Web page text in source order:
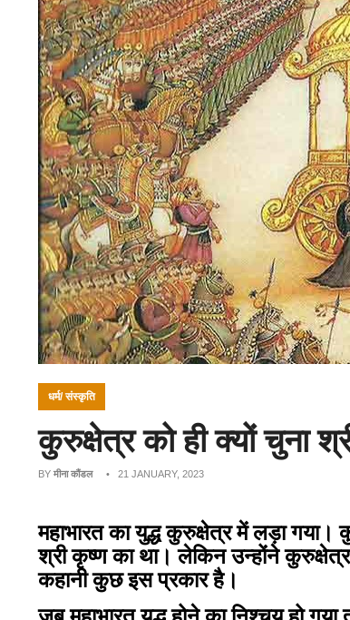
धर्म/ संस्कृति
कुरुक्षेत्र को ही क्यों चुना
BY मीना कौंडल • 21 JANUARY, 2023
महाभारत का युद्ध कुरुक्षेत्र में लड़ा
श्री कृष्ण का था। लेकिन उन्होंने कुरुक्षेत्र
कहानी कुछ इस प्रकार है।